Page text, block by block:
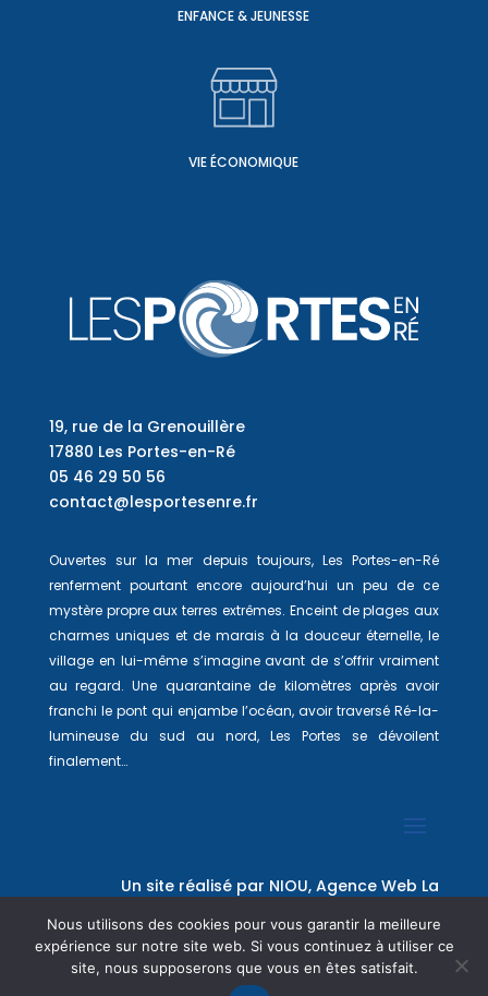
ENFANCE & JEUNESSE
VIE ÉCONOMIQUE
19, rue de la Grenouillère
17880 Les Portes-en-Ré
05 46 29 50 56
contact@lesportesenre.fr
Ouvertes sur la mer depuis toujours, Les Portes-en-Ré
renferment pourtant encore aujourd’hui un peu de ce
mystère propre aux terres extrêmes. Enceint de plages aux
charmes uniques et de marais à la douceur éternelle, le
village en lui-même s’imagine avant de s’offrir vraiment
au regard. Une quarantaine de kilomètres après avoir
franchi le pont qui enjambe l’océan, avoir traversé Ré-la-
lumineuse du sud au nord, Les Portes se dévoilent
finalement…
Un site réalisé par NIOU, Agence Web La
Nous utilisons des cookies pour vous garantir la meilleure
expérience sur notre site web. Si vous continuez à utiliser ce
site, nous supposerons que vous en êtes satisfait.